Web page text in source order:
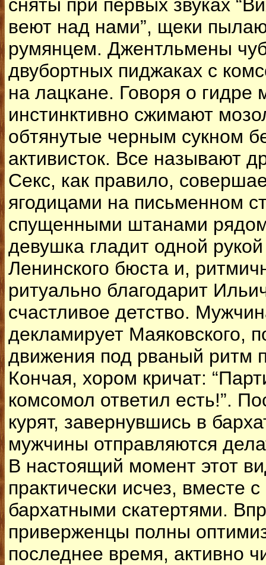
сняты при первых звуках
веют над нами”, щеки
румянцем. Джентльмены
двубортных пиджаках с
на лацкане. Говоря о гидре
инстинктивно сжимают
обтянутые черным сукном
активисток. Все называют
Секс, как правило,
ягодицами на письменном
спущенными штанами
девушка гладит одной
Ленинского бюста и,
ритуально благодарит
счастливое детство.
декламирует Маяковского,
движения под рваный ритм
Кончая, хором кричат:
комсомол ответил есть!”.
курят, завернувшись в
мужчины отправляются
В настоящий момент этот
практически исчез, вместе
бархатными скатертями.
приверженцы полны
последнее время, активно